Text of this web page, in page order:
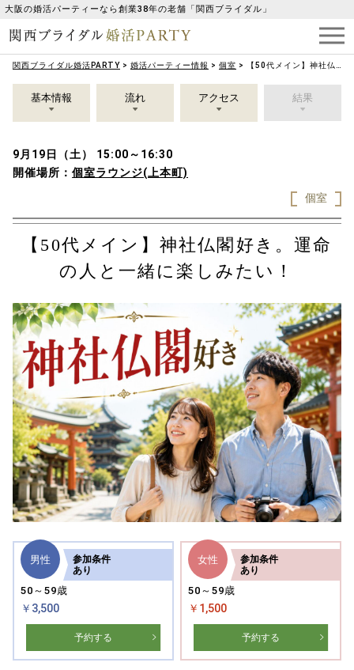
大阪の婚活パーティーなら創業38年の老舗「関西ブライダル」
関西ブライダル婚活PARTY > 婚活パーティー情報 > 個室 > 【50代メイン】神社仏閣好き。運命の人と一緒に楽しみたい！
基本情報 流れ アクセス 結果
9月19日（土） 15:00～16:30
開催場所： 個室ラウンジ(上本町)
個室
【50代メイン】神社仏閣好き。運命
の人と一緒に楽しみたい！
男性
50～59歳
￥3,500
参加条件
あり
予約する
女性
50～59歳
￥1,500
参加条件
あり
予約する